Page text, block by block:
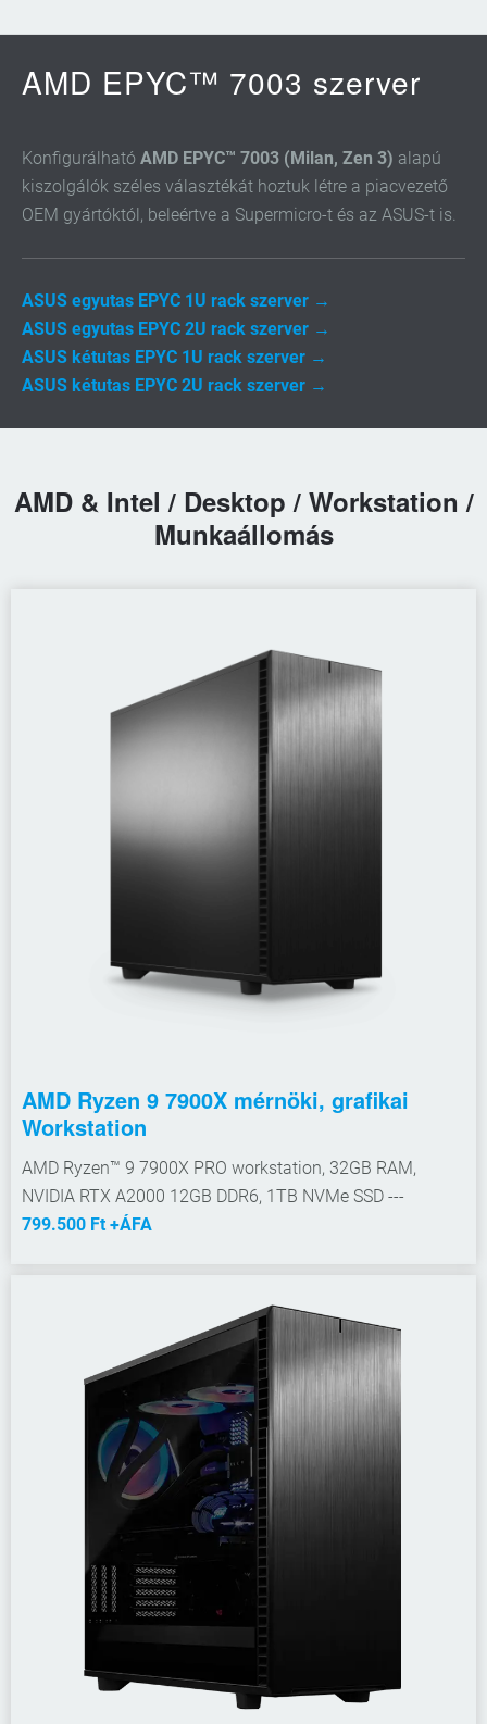
AMD EPYC™ 7003 szerver
Konfigurálható AMD EPYC™ 7003 (Milan, Zen 3) alapú
kiszolgálók széles választékát hoztuk létre a piacvezető
OEM gyártóktól, beleértve a Supermicro-t és az ASUS-t is.
ASUS egyutas EPYC 1U rack szerver →
ASUS egyutas EPYC 2U rack szerver →
ASUS kétutas EPYC 1U rack szerver →
ASUS kétutas EPYC 2U rack szerver →
AMD & Intel / Desktop / Workstation /
Munkaállomás
AMD Ryzen 9 7900X mérnöki, grafikai
Workstation
AMD Ryzen™ 9 7900X PRO workstation, 32GB RAM,
NVIDIA RTX A2000 12GB DDR6, 1TB NVMe SSD ---
799.500 Ft +ÁFA